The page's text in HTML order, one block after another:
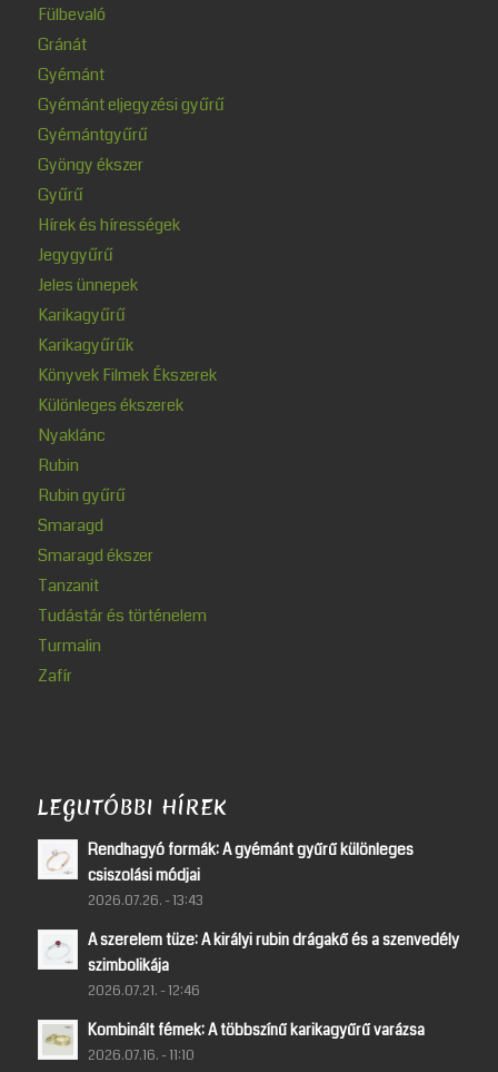
Fülbevaló
Gránát
Gyémánt
Gyémánt eljegyzési gyűrű
Gyémántgyűrű
Gyöngy ékszer
Gyűrű
Hírek és hírességek
Jegygyűrű
Jeles ünnepek
Karikagyűrű
Karikagyűrűk
Könyvek Filmek Ékszerek
Különleges ékszerek
Nyaklánc
Rubin
Rubin gyűrű
Smaragd
Smaragd ékszer
Tanzanit
Tudástár és történelem
Turmalin
Zafír
LEGUTÓBBI HÍREK
Rendhagyó formák: A gyémánt gyűrű különleges
csiszolási módjai
2026.07.26. - 13:43
A szerelem tüze: A királyi rubin drágakő és a szenvedély
szimbolikája
2026.07.21. - 12:46
Kombinált fémek: A többszínű karikagyűrű varázsa
2026.07.16. - 11:10